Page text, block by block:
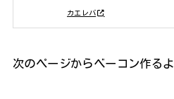
カエレバ
次のページからベーコン作るよ